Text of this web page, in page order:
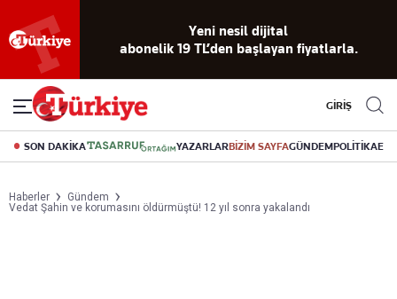
okuma
deneyimi
dijital arşiv
Akıllı haber
asistanı
Eski gazeteleri
indirme canlı soru
cevap
Yeni nesil dijital
GİRİŞ
SON DAKİKA YAZARLARBİZİM SAYFAGÜNDEMPOLİTİKA
Haberler
Gündem
Vedat Şahin ve korumasını öldürmüştü! 12 yıl sonra yakalandı